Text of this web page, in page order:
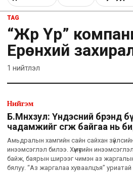
TAG
“Жүр Үр”
Ерөнхий
1 нийтлэл
Нийгэм
Б.Мөнхзул: Үндэсний брэнд
чадамжийг өсгөж байгаа нь
Амьдралын хамгийн сайн сайхан
инээмсэглэл билээ. Хүмүүсийн
байж, баярын ширээг чимэн аз
бялуу. “Аз жаргалаа хуваалцъя” уриатай